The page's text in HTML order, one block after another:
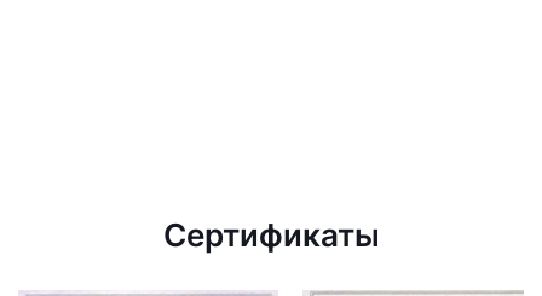
Сертификаты